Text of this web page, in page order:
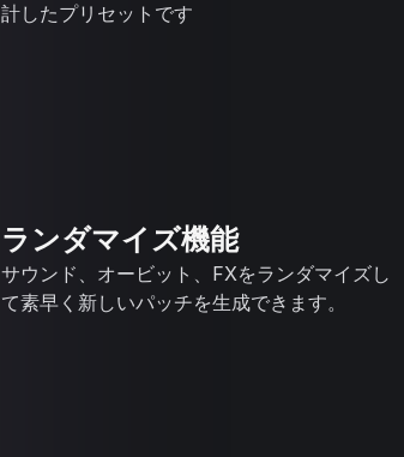
計したプリセットです
ランダマイズ機能
サウンド、オービット、FXをランダマイズし
て素早く新しいパッチを生成できます。